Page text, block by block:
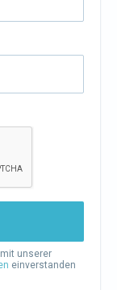
unserer
einverstanden